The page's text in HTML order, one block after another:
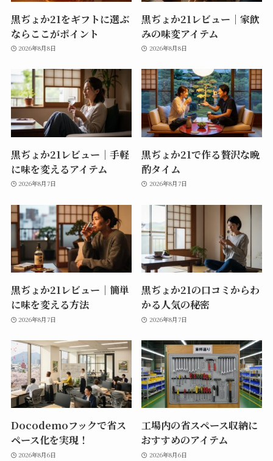
黒ぢょか21をギフトに選ぶ
ならここがポイント
2026年8月8日
黒ぢょか21レビュー｜家飲
みの味変アイテム
2026年8月8日
黒ぢょか21レビュー｜手軽
に味を変えるアイテム
2026年8月7日
黒ぢょか21で作る贅沢な晩
酌タイム
2026年8月7日
黒ぢょか21レビュー｜簡単
に味を変える方法
2026年8月7日
黒ぢょか21の口コミからわ
かる人気の秘密
2026年8月7日
Docodemoフックで省ス
ペース化を実現！
2026年8月6日
工場内の省スペース収納に
おすすめのアイテム
2026年8月6日